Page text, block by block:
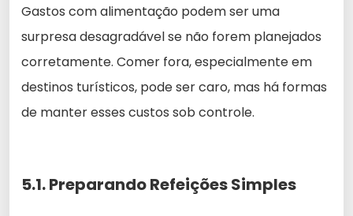
Gastos com alimentação podem ser uma
surpresa desagradável se não forem planejados
corretamente. Comer fora, especialmente em
destinos turísticos, pode ser caro, mas há formas
de manter esses custos sob controle.
5.1. Preparando Refeições Simples